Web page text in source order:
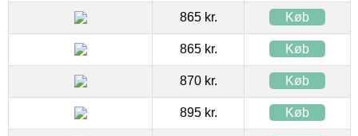
865 kr. Køb
865 kr. Køb
870 kr. Køb
895 kr. Køb